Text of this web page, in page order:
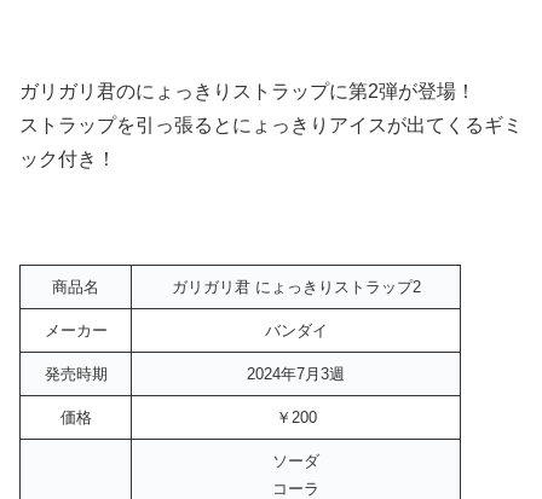
ガリガリ君のにょっきりストラップに第2弾が登場！
ストラップを引っ張るとにょっきりアイスが出てくるギミ
ック付き！
商品名 ガリガリ君 にょっきりストラップ2
メーカー バンダイ
発売時期 2024年7月3週
価格 ￥200
ソーダ
コーラ